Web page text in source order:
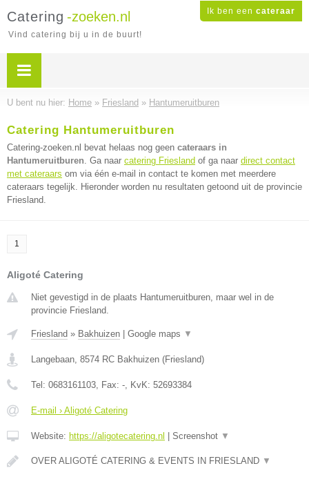
Ik ben een cateraar
Catering -zoeken.nl
Vind catering bij u in de buurt!
U bent nu hier: Home » Friesland » Hantumeruitburen
Catering Hantumeruitburen
Catering-zoeken.nl bevat helaas nog geen cateraars in
Hantumeruitburen. Ga naar catering Friesland of ga naar direct contact
met cateraars om via één e-mail in contact te komen met meerdere
cateraars tegelijk. Hieronder worden nu resultaten getoond uit de provincie
Friesland.
1
Aligoté Catering
Niet gevestigd in de plaats Hantumeruitburen, maar wel in de
provincie Friesland.
Friesland » Bakhuizen Google maps ▼
Langebaan, 8574 RC Bakhuizen (Friesland)
Tel: 0683161103, Fax: -, KvK: 52693384
E-mail › Aligoté Catering
Website: https://aligotecatering.nl Screenshot ▼
OVER ALIGOTÉ CATERING & EVENTS IN FRIESLAND ▼